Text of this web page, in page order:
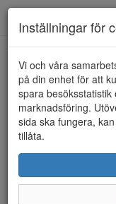
HEM PARK WEST
Inställningar för
Vi och våra
på din enhet för att
spara
marknadsföring.
sida ska fungera,
tillåta.